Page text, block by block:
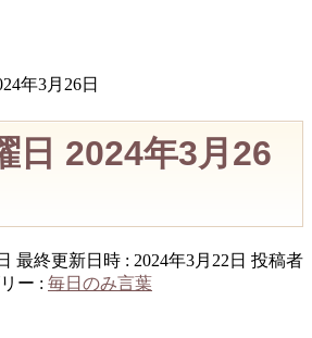
年3月26日
日 2024年3月26
最終更新日時 : 2024年3月22日 投稿者
ー : 毎日のみ言葉